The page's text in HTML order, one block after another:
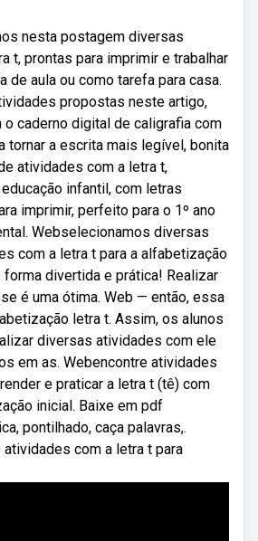
nesta postagem diversas
t, prontas para imprimir e trabalhar
de aula ou como tarefa para casa.
propostas neste artigo,
o caderno digital de caligrafia com
tornar a escrita mais legível, bonita
atividades com a letra t,
infantil, com letras
imprimir, perfeito para o 1º ano
Webselecionamos diversas
com a letra t para a alfabetização
divertida e prática! Realizar
é uma ótima. Web — então, essa
letra t. Assim, os alunos
diversas atividades com ele
em as. Webencontre atividades
e praticar a letra t (tê) com
inicial. Baixe em pdf
pontilhado, caça palavras,.
com a letra t para